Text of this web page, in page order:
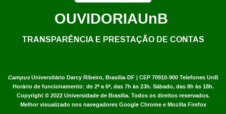
CampusUniversitário Darcy Ribeiro, Brasília-DF | CEP 70910-900 Telefones UnB
Horário de funcionamento: de 2ª a 6ª, das 7h às 23h. Sábado, das 8h às 18h.
Copyright © 2022 Universidade de Brasília. Todos os direitos reservados.
Melhor visualizado nos navegadores Google Chrome e Mozilla Firefox
OUVIDORIAUnB
TRANSPARÊNCIA E PRESTAÇÃO DE CONTAS